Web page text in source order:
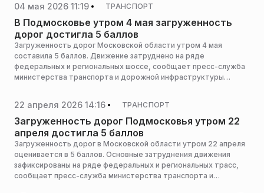
04 мая 2026 11:19 ТРАНСПОРТ
В Подмосковье утром 4 мая загруженность
дорог достигла 5 баллов
Загруженность дорог Московской области утром 4 мая
составила 5 баллов. Движение затруднено на ряде
федеральных и региональных шоссе, сообщает пресс-служба
министерства транспорта и дорожной инфраструктуры
22 апреля 2026 14:16 ТРАНСПОРТ
Загруженность дорог Подмосковья утром 22
апреля достигла 5 баллов
Загруженность дорог в Московской области утром 22 апреля
оценивается в 5 баллов. Основные затруднения движения
зафиксированы на ряде федеральных и региональных трасс,
сообщает пресс-служба министерства транспорта и